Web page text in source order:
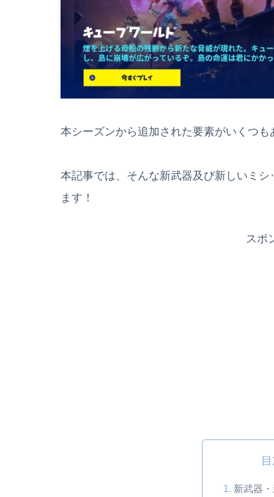
本シーズンから追加された要素がいくつ
本記事では、そんな新武器及び新しいミ
ます！
スポ
新武器